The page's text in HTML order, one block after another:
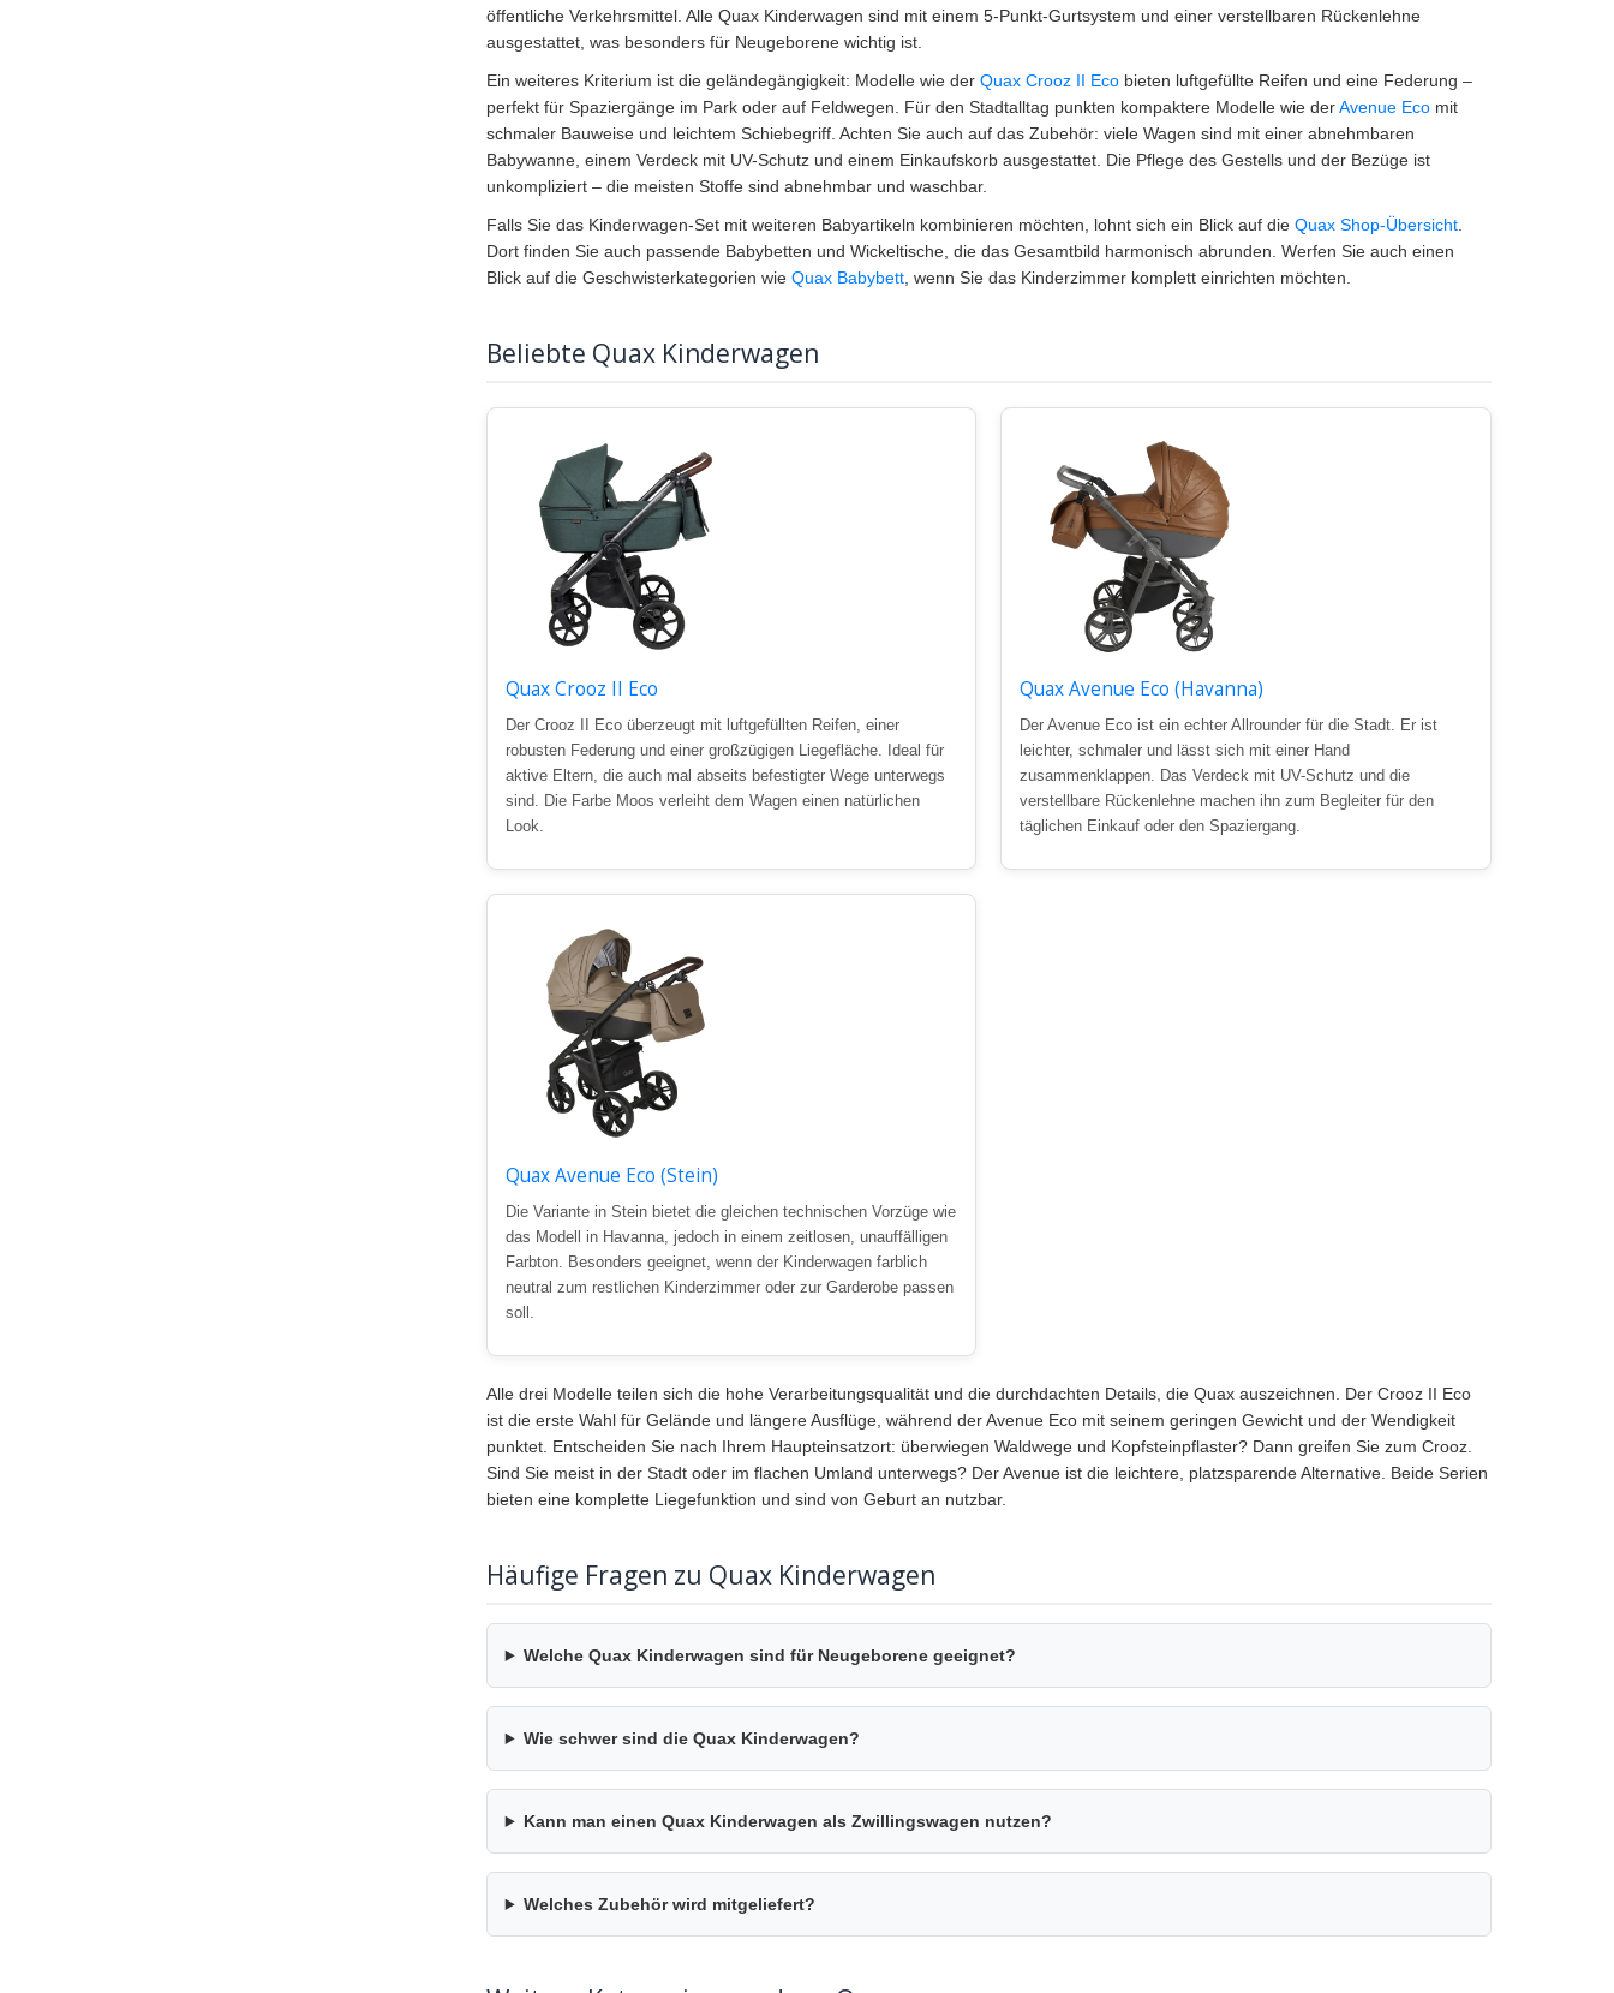
öffentliche Verkehrsmittel. Alle Quax Kinderwagen sind mit einem 5-Punkt-Gurtsystem und einer verstellbaren Rückenlehne
ausgestattet, was besonders für Neugeborene wichtig ist.
Ein weiteres Kriterium ist die geländegängigkeit: Modelle wie der Quax Crooz II Ecobieten luftgefüllte Reifen und eine Federung –
perfekt für Spaziergänge im Park oder auf Feldwegen. Für den Stadtalltag punkten kompaktere Modelle wie derAvenue Ecomit
schmaler Bauweise und leichtem Schiebegriff. Achten Sie auch auf das Zubehör: viele Wagen sind mit einer abnehmbaren
Babywanne, einem Verdeck mit UV-Schutz und einem Einkaufskorb ausgestattet. Die Pflege des Gestells und der Bezüge ist
unkompliziert – die meisten Stoffe sind abnehmbar und waschbar.
Falls Sie das Kinderwagen-Set mit weiteren Babyartikeln kombinieren möchten, lohnt sich ein Blick auf die Quax Shop-Übersicht.
Dort finden Sie auch passende Babybetten und Wickeltische, die das Gesamtbild harmonisch abrunden. Werfen Sie auch einen
Blick auf die Geschwisterkategorien wie Quax Babybett, wenn Sie das Kinderzimmer komplett einrichten möchten.
Beliebte Quax Kinderwagen
Quax Crooz II Eco
Der Crooz II Eco überzeugt mit luftgefüllten Reifen, einer
robusten Federung und einer großzügigen Liegefläche. Ideal für
aktive Eltern, die auch mal abseits befestigter Wege unterwegs
sind. Die Farbe Moos verleiht dem Wagen einen natürlichen
Look.
Quax Avenue Eco (Havanna)
Der Avenue Eco ist ein echter Allrounder für die Stadt. Er ist
leichter, schmaler und lässt sich mit einer Hand
zusammenklappen. Das Verdeck mit UV-Schutz und die
verstellbare Rückenlehne machen ihn zum Begleiter für den
täglichen Einkauf oder den Spaziergang.
Quax Avenue Eco (Stein)
Die Variante in Stein bietet die gleichen technischen Vorzüge wie
das Modell in Havanna, jedoch in einem zeitlosen, unauffälligen
Farbton. Besonders geeignet, wenn der Kinderwagen farblich
neutral zum restlichen Kinderzimmer oder zur Garderobe passen
soll.
Alle drei Modelle teilen sich die hohe Verarbeitungsqualität und die durchdachten Details, die Quax auszeichnen. Der Crooz II Eco
ist die erste Wahl für Gelände und längere Ausflüge, während der Avenue Eco mit seinem geringen Gewicht und der Wendigkeit
punktet. Entscheiden Sie nach Ihrem Haupteinsatzort: überwiegen Waldwege und Kopfsteinpflaster? Dann greifen Sie zum Crooz.
Sind Sie meist in der Stadt oder im flachen Umland unterwegs? Der Avenue ist die leichtere, platzsparende Alternative. Beide Serien
bieten eine komplette Liegefunktion und sind von Geburt an nutzbar.
Häufige Fragen zu Quax Kinderwagen
Welche Quax Kinderwagen sind für Neugeborene geeignet?
Wie schwer sind die Quax Kinderwagen?
Kann man einen Quax Kinderwagen als Zwillingswagen nutzen?
Welches Zubehör wird mitgeliefert?